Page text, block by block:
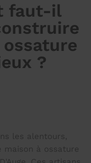
faut-il
?
les alentours,
à ossature